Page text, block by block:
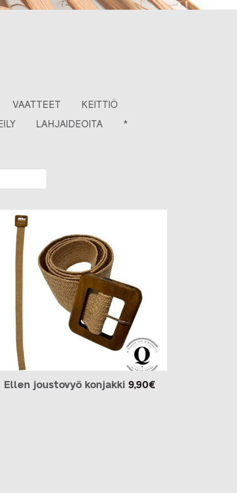
VAATTEET
KEITTIÖ
LAHJAIDEOITA
*
Ellen joustovyö konjakki 9,90€